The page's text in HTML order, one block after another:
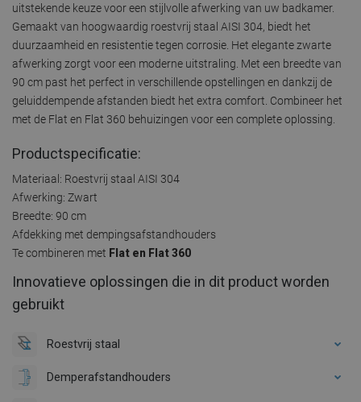
uitstekende keuze voor een stijlvolle afwerking van uw badkamer.
Gemaakt van hoogwaardig roestvrij staal AISI 304, biedt het
duurzaamheid en resistentie tegen corrosie. Het elegante zwarte
afwerking zorgt voor een moderne uitstraling. Met een breedte van
90 cm past het perfect in verschillende opstellingen en dankzij de
geluiddempende afstanden biedt het extra comfort. Combineer het
met de Flat en Flat 360 behuizingen voor een complete oplossing.
Productspecificatie:
Materiaal: Roestvrij staal AISI 304
Afwerking: Zwart
Breedte: 90 cm
Afdekking met dempingsafstandhouders
Te combineren met Flat en Flat 360
Innovatieve oplossingen die in dit product worden
gebruikt
Roestvrij staal
Demperafstandhouders